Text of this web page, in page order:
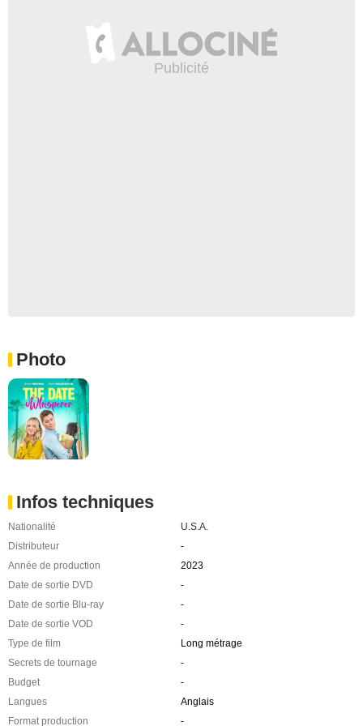
Photo
Infos techniques
Nationalité
U.S.A.
Distributeur
-
Année de production
2023
Date de sortie DVD
-
Date de sortie Blu-ray
-
Date de sortie VOD
-
Type de film
Long métrage
Secrets de tournage
-
Budget
-
Langues
Anglais
Format production
-